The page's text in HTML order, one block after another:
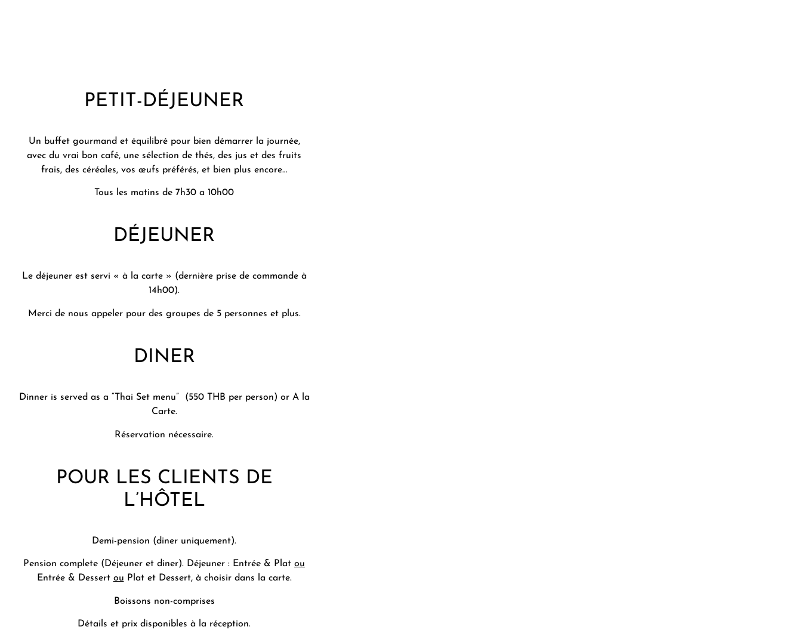
PETIT-DÉJEUNER
Un buffet gourmand et équilibré pour bien démarrer la journée,
avec du vrai bon café, une sélection de thés, des jus et des fruits
frais, des céréales, vos œufs préférés, et bien plus encore…
Tous les matins de 7h30 a 10h00
DÉJEUNER
Le déjeuner est servi « à la carte » (dernière prise de commande à
14h00).
Merci de nous appeler pour des groupes de 5 personnes et plus.
DINER
Dinner is served as a “Thai Set menu” (550 THB per person) or A la
Carte.
Réservation nécessaire.
POUR LES CLIENTS DE
L’HÔTEL
Demi-pension (diner uniquement).
Pension complete (Déjeuner et diner). Déjeuner : Entrée & Plat ou
Entrée & Dessert ou Plat et Dessert, à choisir dans la carte.
Boissons non-comprises
Détails et prix disponibles à la réception.